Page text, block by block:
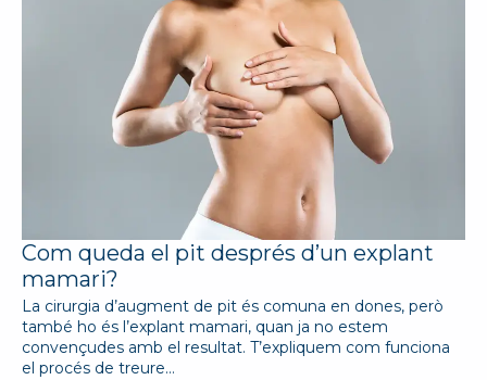
Com queda el pit després d’un explant
mamari?
La cirurgia d’augment de pit és comuna en dones, però
també ho és l’explant mamari, quan ja no estem
convençudes amb el resultat. T’expliquem com funciona
el procés de treure…